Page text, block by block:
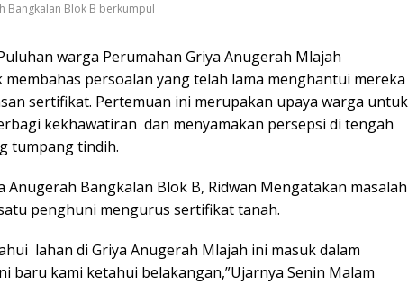
Bangkalan Blok B berkumpul
warga Perumahan Griya Anugerah Mlajah
persoalan yang telah lama menghantui mereka
sertifikat. Pertemuan ini merupakan upaya warga untuk
kekhawatiran dan menyamakan persepsi di tengah
tumpang tindih.
Anugerah Bangkalan Blok B, Ridwan Mengatakan masalah
penghuni mengurus sertifikat tanah.
lahan di Griya Anugerah Mlajah ini masuk dalam
baru kami ketahui belakangan,”Ujarnya Senin Malam